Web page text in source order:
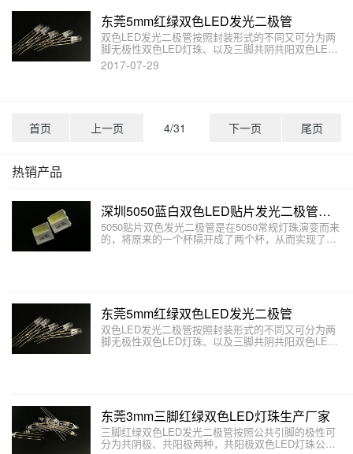
东莞5mm红绿双色LED发光二极管
双色LED发光二极管按照封装形式的不同又可分为两
脚无极性双色LED灯珠、以及三脚共阴共阳双色LED
灯珠以及四脚双色LED三种。本文主要介绍双色LED
发光二极管有哪些结构和形式。
2017-07-29
首页 上一页 4/31 下一页 尾页
热销产品
深圳5050蓝白双色LED贴片发光二极管厂家
5050贴片双色发光二极管是在5050常规灯珠演变而来
的，将原来的一个杯隔开成了两个杯，从而实现了不
东莞5mm红绿双色LED发光二极管
双色LED发光二极管按照封装形式的不同又可分为两
脚无极性双色LED灯珠、以及三脚共阴共阳双色LED
东莞3mm三脚红绿双色LED灯珠生产厂家
三脚红绿双色LED发光二极管按照公共引脚的极性可
分为共阴极、共阳极两种，共阳极双色LED灯珠公共